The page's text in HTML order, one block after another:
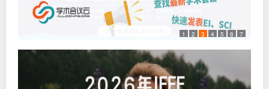
1 2 3 4 5 6 7